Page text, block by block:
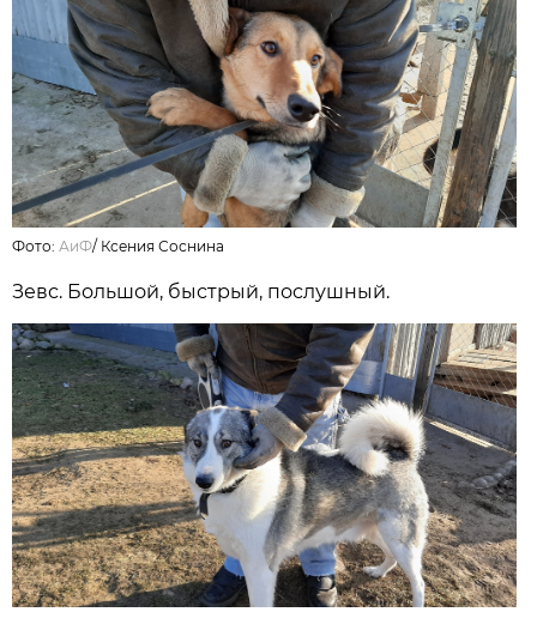
Фото: АиФ/ Ксения Соснина
Зевс. Большой, быстрый, послушный.